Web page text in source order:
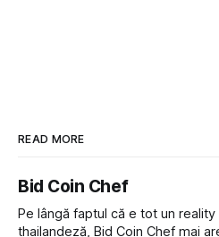
READ MORE
Bid Coin Chef
Pe lângă faptul că e tot un
thailandeză, Bid Coin Chef mai